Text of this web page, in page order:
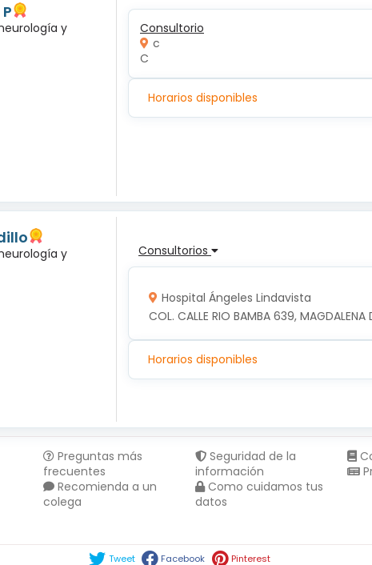
y
Consultorio
c
C
Horarios disponibles
y
Consultorios
Hospital Ángeles Lindavista
COL. CALLE RIO BAMBA 639,
Horarios disponibles
Preguntas más
frecuentes
Recomienda a un
colega
Seguridad de la
información
Como cuidamos tus
datos
Tweet Facebook Pinterest